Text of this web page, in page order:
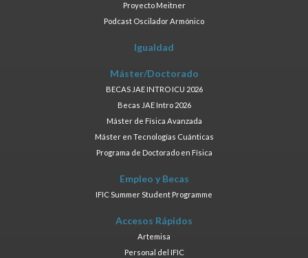
Proyecto Meitner
Podcast Oscilador Armónico
Igualdad
Máster/Doctorado
BECAS JAE INTRO ICU 2026
Becas JAE Intro 2026
Máster de Física Avanzada
Máster en Tecnologías Cuánticas
Programa de Doctorado en Física
Empleo y Becas
IFIC Summer Student Programme
Accesos Rápidos
Artemisa
Personal del IFIC